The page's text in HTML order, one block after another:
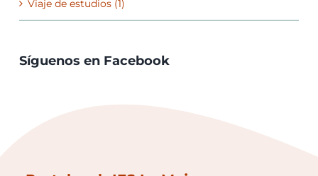
Viaje de estudios (1)
Síguenos en Facebook